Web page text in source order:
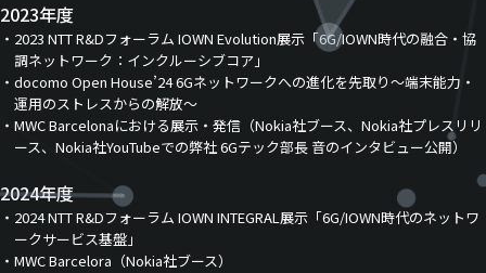
2023年度
2023 NTT R&Dフォーラム IOWN Evolution展示「6G/IOWN時代の融合・協
調ネットワーク：インクルーシブコア」
docomo Open House’24 6Gネットワークへの進化を先取り～端末能力・
運用のストレスからの解放～
MWC Barcelonaにおける展示・発信（Nokia社ブース、Nokia社プレスリリ
ース、Nokia社YouTubeでの弊社 6Gテック部長 音のインタビュー公開）
2024年度
2024 NTT R&Dフォーラム IOWN INTEGRAL展示「6G/IOWN時代のネットワ
ークサービス基盤」
MWC Barcelora（Nokia社ブース）